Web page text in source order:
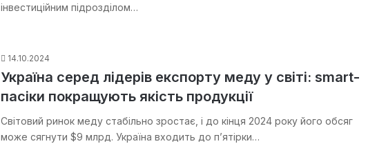
інвестиційним підрозділом…
14.10.2024
Україна серед лідерів експорту меду у світі: smart-
пасіки покращують якість продукції
Світовий ринок меду стабільно зростає, і до кінця 2024 року його обсяг
може сягнути $9 млрд. Україна входить до п’ятірки…